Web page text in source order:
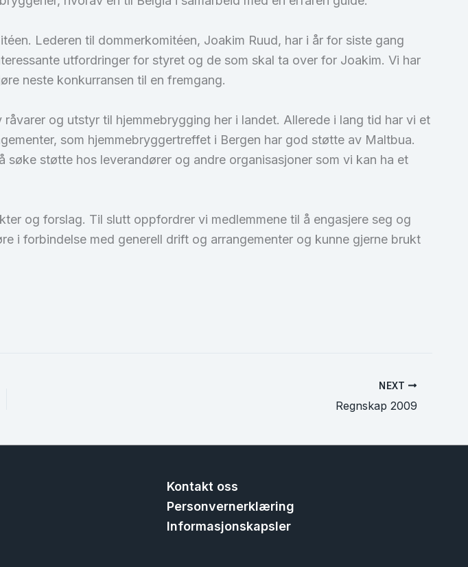
Lederen til dommerkomitéen, Joakim Ruud, har i år for siste gang
utfordringer for styret og de som skal ta over for Joakim. Vi har
neste konkurransen til en fremgang.
og utstyr til hjemmebrygging her i landet. Allerede i lang tid har vi et
som hjemmebryggertreffet i Bergen har god støtte av Maltbua.
støtte hos leverandører og andre organisasjoner som vi kan ha et
og forslag. Til slutt oppfordrer vi medlemmene til å engasjere seg og
i forbindelse med generell drift og arrangementer og kunne gjerne brukt
NEXT
Regnskap 2009
Kontakt oss
Personvernerklæring
Informasjonskapsler